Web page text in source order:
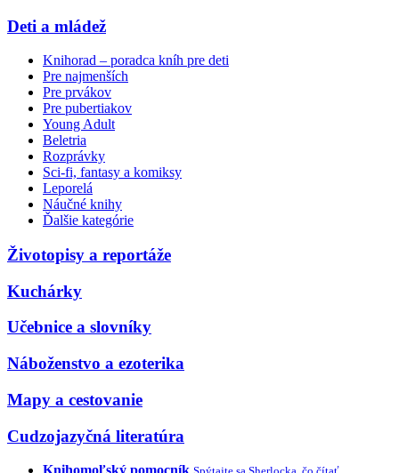
Deti a mládež
Knihorad – poradca kníh pre deti
Pre najmenších
Pre prvákov
Pre pubertiakov
Young Adult
Beletria
Rozprávky
Sci-fi, fantasy a komiksy
Leporelá
Náučné knihy
Ďalšie kategórie
Životopisy a reportáže
Kuchárky
Učebnice a slovníky
Náboženstvo a ezoterika
Mapy a cestovanie
Cudzojazyčná literatúra